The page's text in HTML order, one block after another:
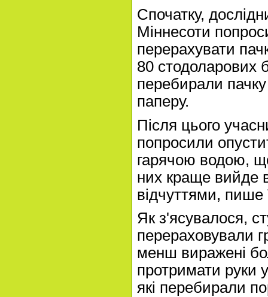
Спочатку,
Міннесоти
перерахувати
80 стодоларових
перебирали
паперу.
Після цього
попросили
гарячою водою,
них краще вийде
відчуттями, пише
Як з'ясувалося,
перераховували
менш виражені
протримати руки
які перебирали